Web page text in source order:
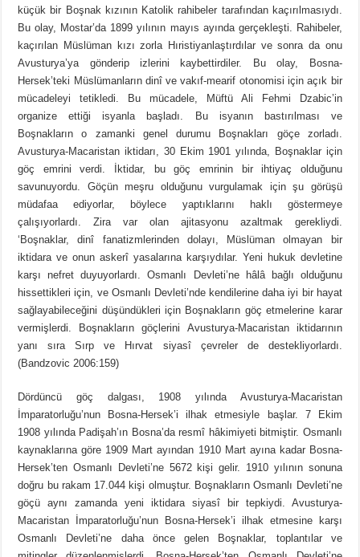
küçük bir Boşnak kızının Katolik rahibeler tarafından kaçırılmasıydı.
Bu olay, Mostar’da 1899 yılının mayıs ayında gerçekleşti. Rahibeler,
kaçırılan Müslüman kızı zorla Hıristiyanlaştırdılar ve sonra da onu
Avusturya’ya gönderip izlerini kaybettirdiler. Bu olay, Bosna-
Hersek’teki Müslümanların dinî ve vakıf-mearif otonomisi için açık bir
mücadeleyi tetikledi. Bu mücadele, Müftü Ali Fehmi Dzabic’in
organize ettiği isyanla başladı. Bu isyanın bastırılması ve
Boşnakların o zamanki genel durumu Boşnakları göçe zorladı.
Avusturya-Macaristan iktidarı, 30 Ekim 1901 yılında, Boşnaklar için
göç emrini verdi. İktidar, bu göç emrinin bir ihtiyaç olduğunu
savunuyordu. Göçün meşru olduğunu vurgulamak için şu görüşü
müdafaa ediyorlar, böylece yaptıklarını haklı göstermeye
çalışıyorlardı. Zira var olan ajitasyonu azaltmak gerekliydi.
‘Boşnaklar, dinî fanatizmlerinden dolayı, Müslüman olmayan bir
iktidara ve onun askerî yasalarına karşıydılar. Yeni hukuk devletine
karşı nefret duyuyorlardı. Osmanlı Devleti’ne hâlâ bağlı olduğunu
hissettikleri için, ve Osmanlı Devleti’nde kendilerine daha iyi bir hayat
sağlayabileceğini düşündükleri için Boşnakların göç etmelerine karar
vermişlerdi. Boşnakların göçlerini Avusturya-Macaristan iktidarının
yanı sıra Sırp ve Hırvat siyasî çevreler de destekliyorlardı.
(Bandzovic 2006:159)
Dördüncü göç dalgası, 1908 yılında Avusturya-Macaristan
İmparatorluğu’nun Bosna-Hersek’i ilhak etmesiyle başlar. 7 Ekim
1908 yılında Padişah’ın Bosna’da resmî hâkimiyeti bitmiştir. Osmanlı
kaynaklarına göre 1909 Mart ayından 1910 Mart ayına kadar Bosna-
Hersek’ten Osmanlı Devleti’ne 5672 kişi gelir. 1910 yılının sonuna
doğru bu rakam 17.044 kişi olmuştur. Boşnakların Osmanlı Devleti’ne
göçü aynı zamanda yeni iktidara siyasî bir tepkiydi. Avusturya-
Macaristan İmparatorluğu’nun Bosna-Hersek’i ilhak etmesine karşı
Osmanlı Devleti’ne daha önce gelen Boşnaklar, toplantılar ve